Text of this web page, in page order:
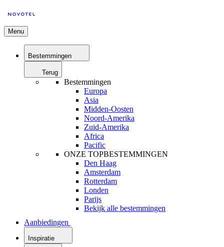
Menu
Bestemmingen
Terug
Bestemmingen
Europa
Asia
Midden-Oosten
Noord-Amerika
Zuid-Amerika
Africa
Pacific
ONZE TOPBESTEMMINGEN
Den Haag
Amsterdam
Rotterdam
Londen
Parijs
Bekijk alle bestemmingen
Aanbiedingen
Inspiratie